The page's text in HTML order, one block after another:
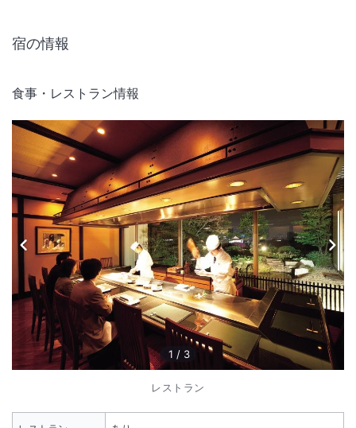
宿の情報
食事・レストラン情報
1 / 3
レストラン